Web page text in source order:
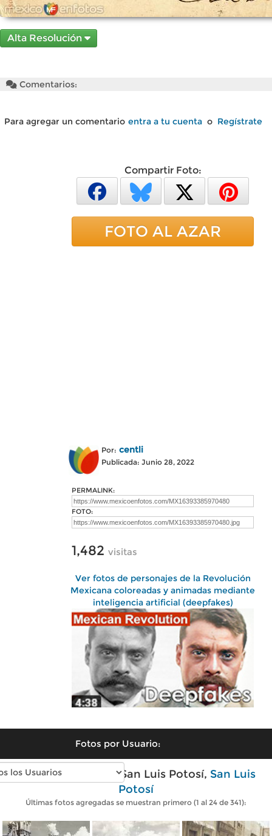
Alta Resolución
Comentarios:
Para agregar un comentario entra a tu cuenta o Regístrate
Compartir Foto:
FOTO AL AZAR
Por: centli
Publicada: Junio 28, 2022
PERMALINK:
FOTO:
1,482 visitas
Ver fotos de personajes de la Revolución
Mexicana coloreadas y animadas mediante
inteligencia artificial (deepfakes)
Fotos por Usuario:
Fotos antiguas de San Luis Potosí, San Luis
Potosí
Últimas fotos agregadas se muestran primero (1 al 24 de 341):